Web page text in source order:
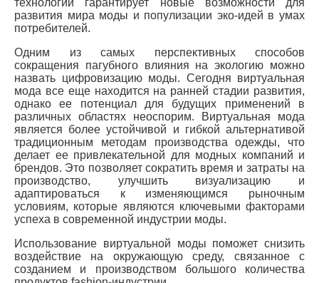
технологий гарантирует новые возможности для
развития мира моды и популизации эко-идей в умах
потребителей.
Одним из самых перспективных способов
сокращения пагубного влияния на экологию можно
назвать цифровизацию моды. Сегодня виртуальная
мода все еще находится на ранней стадии развития,
однако ее потенциал для будущих применений в
различных областях неоспорим. Виртуальная мода
является более устойчивой и гибкой альтернативой
традиционным методам производства одежды, что
делает ее привлекательной для модных компаний и
брендов. Это позволяет сократить время и затраты на
производство, улучшить визуализацию и
адаптироваться к изменяющимся рыночным
условиям, которые являются ключевыми факторами
успеха в современной индустрии моды.
Использование виртуальной моды поможет снизить
воздействие на окружающую среду, связанное с
созданием и производством большого количества